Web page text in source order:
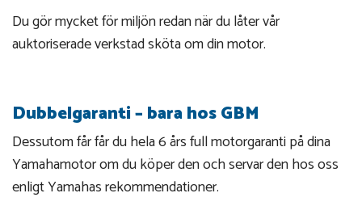
Du gör mycket för miljön redan när du låter vår
auktoriserade verkstad sköta om din motor.
Dubbelgaranti – bara hos GBM
Dessutom får får du hela 6 års full motorgaranti på dina
Yamahamotor om du köper den och servar den hos oss
enligt Yamahas rekommendationer.